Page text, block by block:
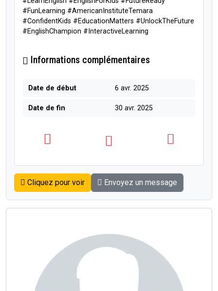
#FunLearning #AmericanInstituteTemara
#ConfidentKids #EducationMatters #UnlockTheFuture
#EnglishChampion #InteractiveLearning
Informations complémentaires
Date de début 6 avr. 2025
Date de fin 30 avr. 2025
Cliquez pour voir Envoyez un message